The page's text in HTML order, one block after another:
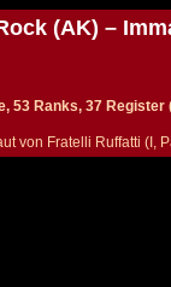
(AK) –
53 Ranks, 37 Register
von Fratelli Ruffatti (I,